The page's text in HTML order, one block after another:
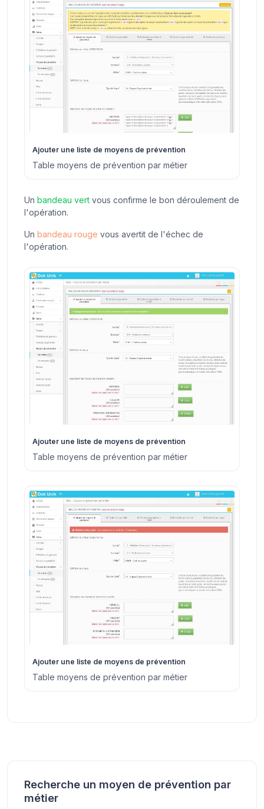
Ajouter une liste de moyens de prévention
Table moyens de prévention par métier
Un bandeau vert vous confirme le bon déroulement de
l'opération.
Un bandeau rouge vous avertit de l'échec de
l'opération.
Ajouter une liste de moyens de prévention
Table moyens de prévention par métier
Ajouter une liste de moyens de prévention
Table moyens de prévention par métier
Recherche un moyen de prévention par
métier